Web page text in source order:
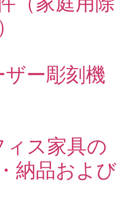
ー彫刻機
ィス家具の
納品および